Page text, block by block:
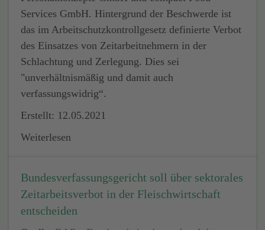
Services GmbH. Hintergrund der Beschwerde ist
das im Arbeitschutzkontrollgesetz definierte Verbot
des Einsatzes von Zeitarbeitnehmern in der
Schlachtung und Zerlegung. Dies sei
"unverhältnismäßig und damit auch
verfassungswidrig“.
Erstellt: 12.05.2021
Weiterlesen
Bundesverfassungsgericht soll über sektorales
Zeitarbeitsverbot in der Fleischwirtschaft
entscheiden